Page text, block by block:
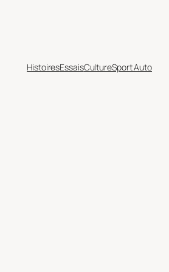
HistoiresEssaisCultureSport Auto